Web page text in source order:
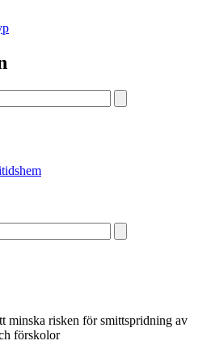
minska risken för smittspridning av
förskolor